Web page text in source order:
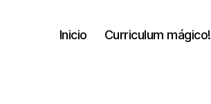
Inicio Curriculum mágico!